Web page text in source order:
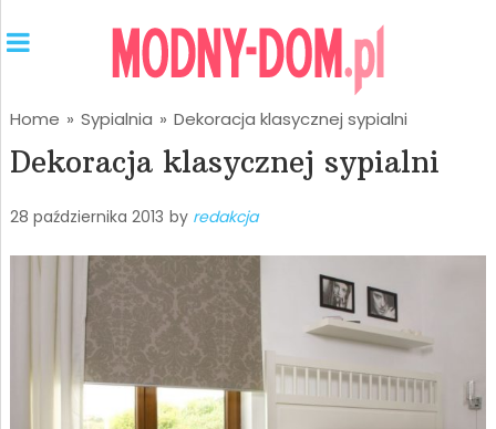
Home » Sypialnia » Dekoracja klasycznej sypialni
Dekoracja klasycznej sypialni
28 października 2013 by redakcja